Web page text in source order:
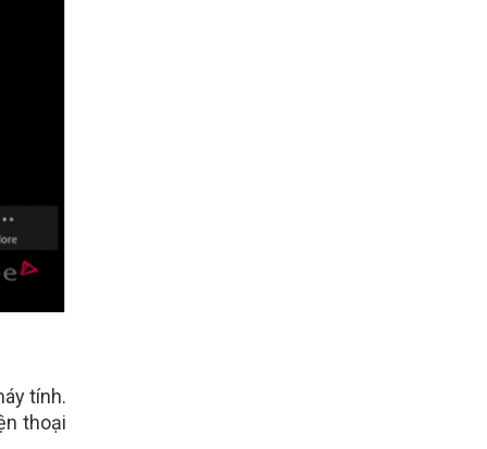
tính.
thoại